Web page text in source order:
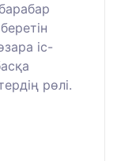
іс-
рөлі.